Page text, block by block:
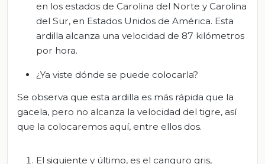
en los estados de Carolina del Norte y Carolina
del Sur, en Estados Unidos de América. Esta
ardilla alcanza una velocidad de 87 kilómetros
por hora.
¿Ya viste dónde se puede colocarla?
Se observa que esta ardilla es más rápida que la
gacela, pero no alcanza la velocidad del tigre, así
que la colocaremos aquí, entre ellos dos.
El siguiente y último, es el canguro gris,